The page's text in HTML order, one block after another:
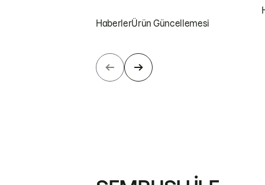
HaberlerÜrün Güncellemesi